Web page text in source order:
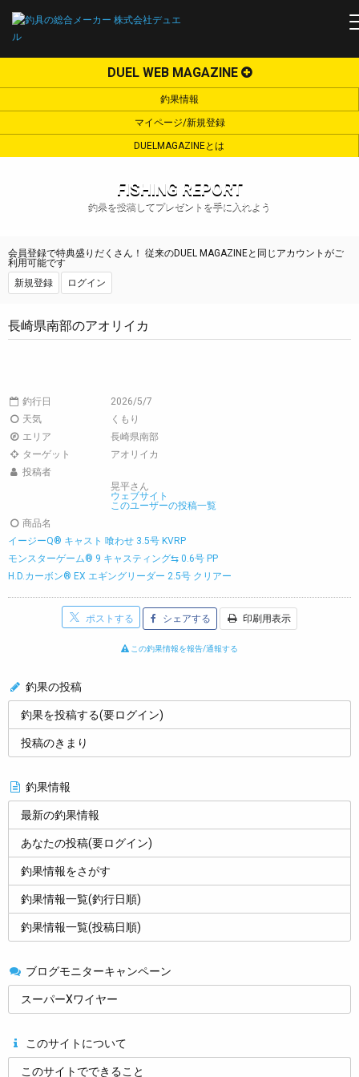
DUEL WEB MAGAZINE
釣果情報
マイページ/新規登録
DUELMAGAZINEとは
FISHING REPORT
釣果を投稿してプレゼントを手に入れよう
会員登録で特典盛りだくさん！ 従来のDUEL MAGAZINEと同じアカウントがご
利用可能です
新規登録
ログイン
釣果の投稿
釣果を投稿する(要ログイン)
投稿のきまり
釣果情報
最新の釣果情報
あなたの投稿(要ログイン)
釣果情報をさがす
釣果情報一覧(釣行日順)
釣果情報一覧(投稿日順)
ブログモニターキャンペーン
スーパーXワイヤー
このサイトについて
このサイトでできること
長崎県南部のアオリイカ
釣行日
2026/5/7
天気
くもり
エリア
長崎県南部
ターゲット
アオリイカ
投稿者
晃平さん
ウェブサイト
このユーザーの投稿一覧
商品名
イージーQ® キャスト 喰わせ 3.5号 KVRP
モンスターゲーム® 9 キャスティング⇆ 0.6号 PP
H.D.カーボン® EX エギングリーダー 2.5号 クリアー
ポストする シェアする 印刷用表示
この釣果情報を報告/通報する